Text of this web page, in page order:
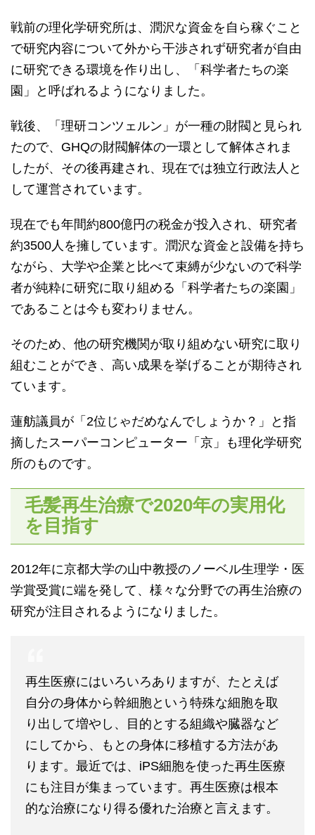
戦前の理化学研究所は、潤沢な資金を自ら稼ぐこと
で研究内容について外から干渉されず研究者が自由
に研究できる環境を作り出し、「科学者たちの楽
園」と呼ばれるようになりました。
戦後、「理研コンツェルン」が一種の財閥と見られ
たので、GHQの財閥解体の一環として解体されま
したが、その後再建され、現在では独立行政法人と
して運営されています。
現在でも年間約800億円の税金が投入され、研究者
約3500人を擁しています。潤沢な資金と設備を持ち
ながら、大学や企業と比べて束縛が少ないので科学
者が純粋に研究に取り組める「科学者たちの楽園」
であることは今も変わりません。
そのため、他の研究機関が取り組めない研究に取り
組むことができ、高い成果を挙げることが期待され
ています。
蓮舫議員が「2位じゃだめなんでしょうか？」と指
摘したスーパーコンピューター「京」も理化学研究
所のものです。
毛髪再生治療で2020年の実用化
を目指す
2012年に京都大学の山中教授のノーベル生理学・医
学賞受賞に端を発して、様々な分野での再生治療の
研究が注目されるようになりました。
再生医療にはいろいろありますが、たとえば
自分の身体から幹細胞という特殊な細胞を取
り出して増やし、目的とする組織や臓器など
にしてから、もとの身体に移植する方法があ
ります。最近では、iPS細胞を使った再生医療
にも注目が集まっています。再生医療は根本
的な治療になり得る優れた治療と言えます。